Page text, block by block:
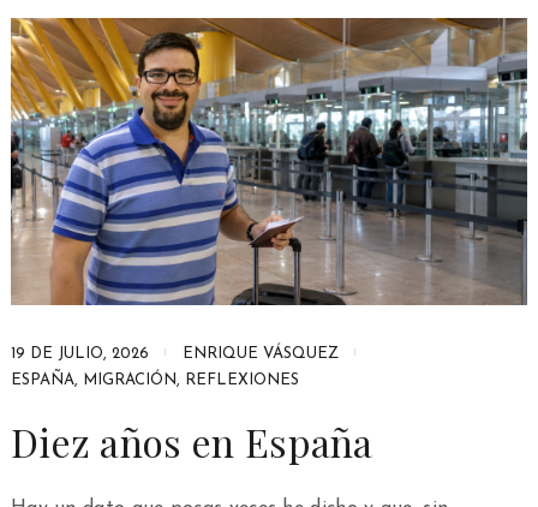
19 DE JULIO, 2026
ENRIQUE VÁSQUEZ
ESPAÑA, MIGRACIÓN, REFLEXIONES
Diez años en España